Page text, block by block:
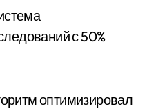
с 50%
оптимизировал